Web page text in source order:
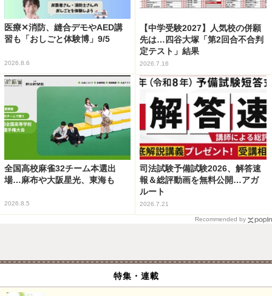
医療✕消防、縫合デモやAED講
習も「おしごと体験博」9/5
2026.8.6
【中学受験2027】人気校の併願
先は…四谷大塚「第2回合不合判
定テスト」結果
2026.7.16
全国高校麻雀32チーム本選出
場…麻布や大阪星光、東海も
2026.8.5
司法試験予備試験2026、解答速
報＆総評動画を無料公開…アガ
ルート
2026.7.21
Recommended by
特集・連載